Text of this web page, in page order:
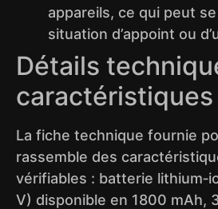
appareils, ce qui peut
situation d’appoint ou
Détails
caractéristiques
La fiche technique fournie
rassemble des
vérifiables : batterie
V) disponible en 1800 mAh,